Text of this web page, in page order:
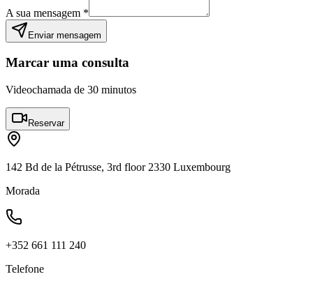
A sua mensagem *
Enviar mensagem
Marcar uma consulta
Videochamada de 30 minutos
Reservar
142 Bd de la Pétrusse, 3rd floor 2330 Luxembourg
Morada
+352 661 111 240
Telefone